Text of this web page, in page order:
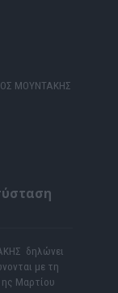
ΜΟΥΝΤΑΚΗΣ
δηλώνει
με τη
Μαρτίου